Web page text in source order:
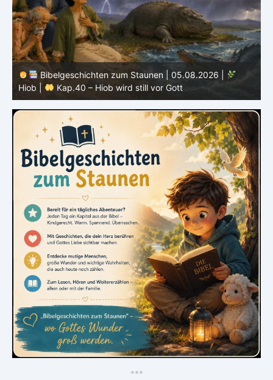
Bibelgeschichten zum Staunen | 04.08.2026 |
Hiob |
Kap.39 – Gott zeigt Hiob die wilden Tiere
***